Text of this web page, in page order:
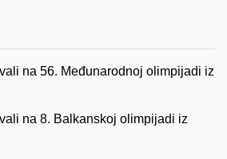
na 56. Međunarodnoj olimpijadi iz
na 8. Balkanskoj olimpijadi iz